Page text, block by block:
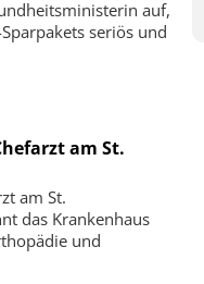
auf,
seriös und
am St.
am St.
das Krankenhaus
und